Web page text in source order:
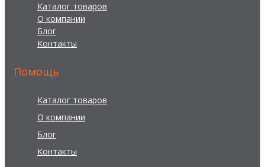
Каталог товаров
О компании
Блог
Контакты
Помощь
Каталог товаров
О компании
Блог
Контакты